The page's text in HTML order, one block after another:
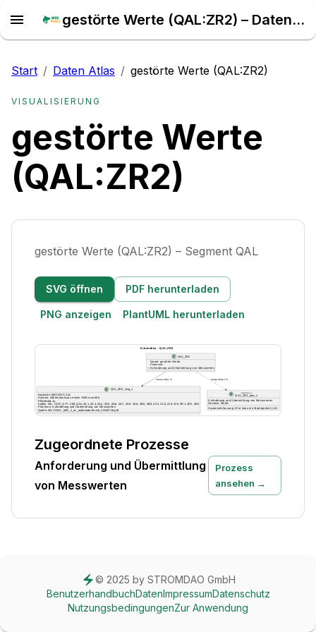
gestörte Werte (QAL:ZR2) – Daten Atlas
Start / Daten Atlas / gestörte Werte (QAL:ZR2)
VISUALISIERUNG
gestörte Werte
(QAL:ZR2)
gestörte Werte (QAL:ZR2) – Segment QAL
SVG öffnen PDF herunterladen
PNG anzeigen PlantUML herunterladen
Zugeordnete Prozesse
Anforderung und Übermittlung
von Messwerten
Prozess
ansehen →
© 2025 by STROMDAO GmbH
BenutzerhandbuchDatenImpressumDatenschutz
NutzungsbedingungenZur Anwendung